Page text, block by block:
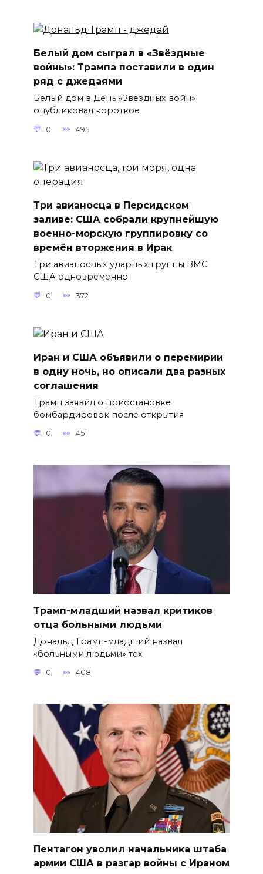
Белый дом сыграл в «Звёздные
войны»: Трампа поставили в один
ряд с джедаями
Белый дом в День «Звёздных войн»
опубликовал короткое
0 495
Три авианосца в Персидском
заливе: США собрали крупнейшую
военно-морскую группировку со
времён вторжения в Ирак
Три авианосных ударных группы ВМС
США одновременно
0 372
Иран и США объявили о перемирии
в одну ночь, но описали два разных
соглашения
Трамп заявил о приостановке
бомбардировок после открытия
0 451
Трамп-младший назвал критиков
отца больными людьми
Дональд Трамп-младший назвал
«больными людьми» тех
0 408
Пентагон уволил начальника штаба
армии США в разгар войны с Ираном